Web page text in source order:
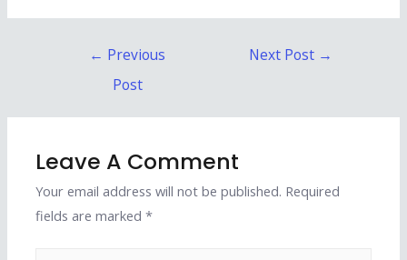
← Previous
Post
Next Post →
Leave A Comment
Your email address will not be published. Required
fields are marked*